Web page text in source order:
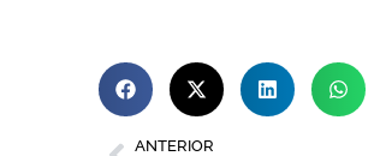
ANTERIOR